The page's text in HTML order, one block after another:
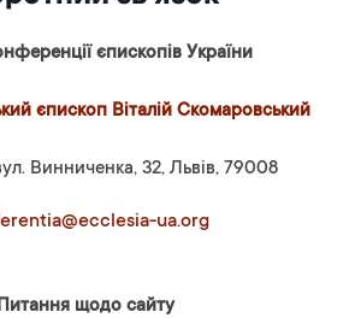
єпископів України
єпископ Віталій Скомаровський
Винниченка, 32, Львів, 79008
ua.org
щодо сайту